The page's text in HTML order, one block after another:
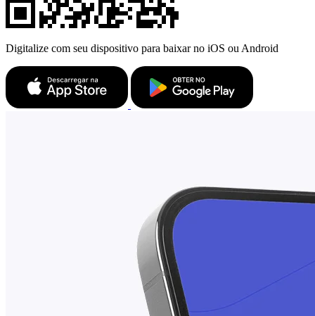
Digitalize com seu dispositivo para baixar no iOS ou Android